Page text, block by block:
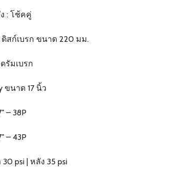
: โช้คคู่
สก์เบรก ขนาด 220 มม.
รัมเบรก
ขนาด 17 นิ้ว
– 38P
– 43P
psi | หลัง 35 psi